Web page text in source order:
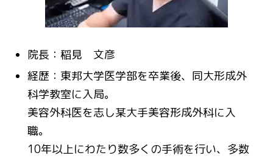
院長：稲見 文彦
経歴：東邦大学医学部を卒業後、同大形成外
科学教室に入局。
美容外科医を志し某大手美容形成外科に入
職。
10年以上にわたり数多くの手術を行い、多数